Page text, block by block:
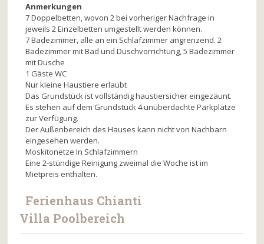
Anmerkungen
7 Doppelbetten, wovon 2 bei vorheriger Nachfrage in
jeweils 2 Einzelbetten umgestellt werden können.
7 Badezimmer, alle an ein Schlafzimmer angrenzend. 2
Badezimmer mit Bad und Duschvorrichtung, 5 Badezimmer
mit Dusche
1 Gäste WC
Nur kleine Haustiere erlaubt
Das Grundstück ist vollständig haustiersicher eingezäunt.
Es stehen auf dem Grundstück 4 unüberdachte Parkplätze
zur Verfügung.
Der Außenbereich des Hauses kann nicht von Nachbarn
eingesehen werden.
Moskitonetze In Schlafzimmern
Eine 2-stündige Reinigung zweimal die Woche ist im
Mietpreis enthalten.
Ferienhaus Chianti
Villa Poolbereich